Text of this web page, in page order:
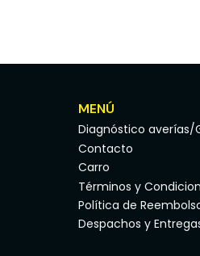
MENÚ
Diagnóstico averías/
Contacto
Carro
Términos y
Política de
Despachos y